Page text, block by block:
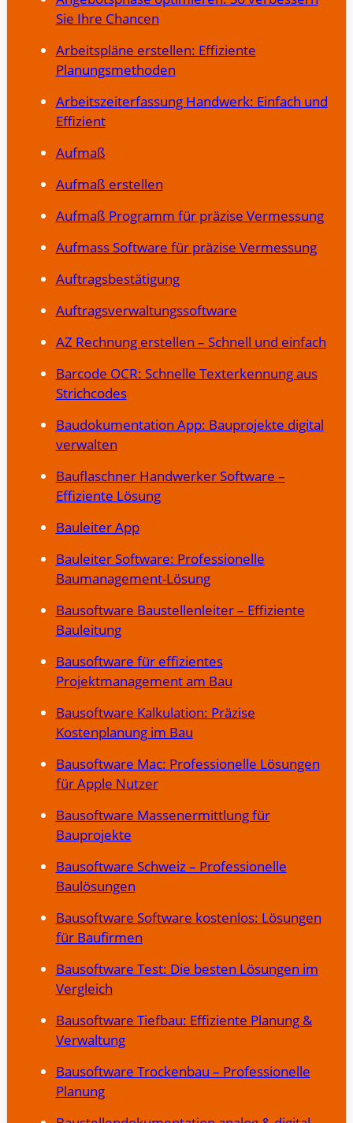
Sie Ihre Chancen
Arbeitspläne erstellen: Effiziente
Planungsmethoden
Arbeitszeiterfassung Handwerk: Einfach und
Effizient
Aufmaß
Aufmaß erstellen
Aufmaß Programm für präzise Vermessung
Aufmass Software für präzise Vermessung
Auftragsbestätigung
Auftragsverwaltungssoftware
AZ Rechnung erstellen – Schnell und einfach
Barcode OCR: Schnelle Texterkennung aus
Strichcodes
Baudokumentation App: Bauprojekte digital
verwalten
Bauflaschner Handwerker Software –
Effiziente Lösung
Bauleiter App
Bauleiter Software: Professionelle
Baumanagement-Lösung
Bausoftware Baustellenleiter – Effiziente
Bauleitung
Bausoftware für effizientes
Projektmanagement am Bau
Bausoftware Kalkulation: Präzise
Kostenplanung im Bau
Bausoftware Mac: Professionelle Lösungen
für Apple Nutzer
Bausoftware Massenermittlung für
Bauprojekte
Bausoftware Schweiz – Professionelle
Baulösungen
Bausoftware Software kostenlos: Lösungen
für Baufirmen
Bausoftware Test: Die besten Lösungen im
Vergleich
Bausoftware Tiefbau: Effiziente Planung &
Verwaltung
Bausoftware Trockenbau – Professionelle
Planung